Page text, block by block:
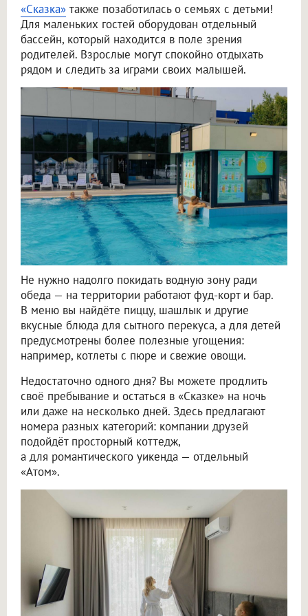
«Сказка» также позаботилась о семьях с детьми!
Для маленьких гостей оборудован отдельный
бассейн, который находится в поле зрения
родителей. Взрослые могут спокойно отдыхать
рядом и следить за играми своих малышей.
Не нужно надолго покидать водную зону ради
обеда — на территории работают фуд-корт и бар.
В меню вы найдёте пиццу, шашлык и другие
вкусные блюда для сытного перекуса, а для детей
предусмотрены более полезные угощения:
например, котлеты с пюре и свежие овощи.
Недостаточно одного дня? Вы можете продлить
своё пребывание и остаться в «Сказке» на ночь
или даже на несколько дней. Здесь предлагают
номера разных категорий: компании друзей
подойдёт просторный коттедж,
а для романтического уикенда — отдельный
«Атом».